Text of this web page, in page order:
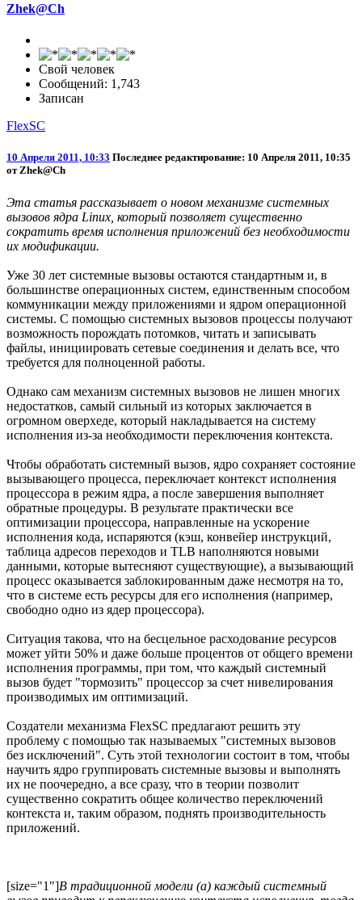
Zhek@Ch
Свой человек
Сообщений: 1,743
Записан
FlexSC
10 Апреля 2011, 10:33 Последнее редактирование: 10 Апреля 2011, 10:35
от Zhek@Ch
Эта статья рассказывает о новом механизме системных
вызовов ядра Linux, который позволяет существенно
сократить время исполнения приложений без необходимости
их модификации.
Уже 30 лет системные вызовы остаются стандартным и, в
большинстве операционных систем, единственным способом
коммуникации между приложениями и ядром операционной
системы. С помощью системных вызовов процессы получают
возможность порождать потомков, читать и записывать
файлы, инициировать сетевые соединения и делать все, что
требуется для полноценной работы.
Однако сам механизм системных вызовов не лишен многих
недостатков, самый сильный из которых заключается в
огромном оверхеде, который накладывается на систему
исполнения из-за необходимости переключения контекста.
Чтобы обработать системный вызов, ядро сохраняет состояние
вызывающего процесса, переключает контекст исполнения
процессора в режим ядра, а после завершения выполняет
обратные процедуры. В результате практически все
оптимизации процессора, направленные на ускорение
исполнения кода, испаряются (кэш, конвейер инструкций,
таблица адресов переходов и TLB наполняются новыми
данными, которые вытесняют существующие), а вызывающий
процесс оказывается заблокированным даже несмотря на то,
что в системе есть ресурсы для его исполнения (например,
свободно одно из ядер процессора).
Ситуация такова, что на бесцельное расходование ресурсов
может уйти 50% и даже больше процентов от общего времени
исполнения программы, при том, что каждый системный
вызов будет "тормозить" процессор за счет нивелирования
производимых им оптимизаций.
Создатели механизма FlexSC предлагают решить эту
проблему с помощью так называемых "системных вызовов
без исключений". Суть этой технологии состоит в том, чтобы
научить ядро группировать системные вызовы и выполнять
их не поочередно, а все сразу, что в теории позволит
существенно сократить общее количество переключений
контекста и, таким образом, поднять производительность
приложений.
[size="1"]В традиционной модели (a) каждый системный